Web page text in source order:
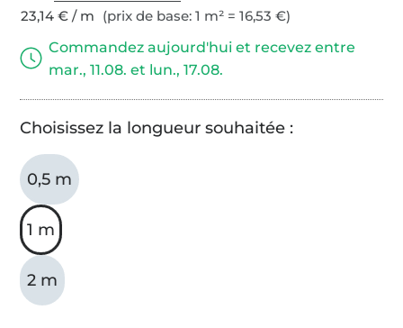
23,14 € / m (prix de base: 1 m² = 16,53 €)
Commandez aujourd'hui et recevez entre
mar., 11.08. et lun., 17.08.
Choisissez la longueur souhaitée :
0,5 m
1 m
2 m